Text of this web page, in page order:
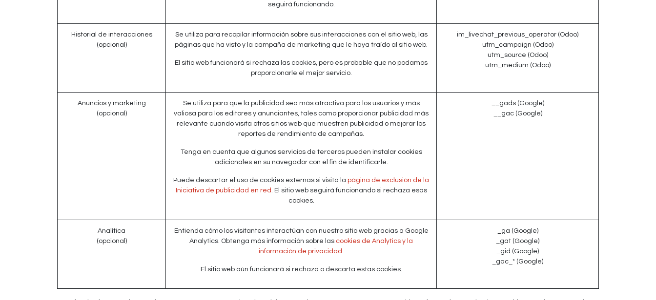
seguirá funcionando.
Historial de interacciones
(opcional)
Se utiliza para recopilar información sobre sus interacciones con el sitio web, las
páginas que ha visto y la campaña de marketing que le haya traído al sitio web.
El sitio web funcionará si rechaza las cookies, pero es probable que no podamos
proporcionarle el mejor servicio.
im_livechat_previous_operator (Odoo)
utm_campaign (Odoo)
utm_source (Odoo)
utm_medium (Odoo)
Anuncios y marketing
(opcional)
Se utiliza para que la publicidad sea más atractiva para los usuarios y más
valiosa para los editores y anunciantes, tales como proporcionar publicidad más
relevante cuando visita otros sitios web que muestren publicidad o mejorar los
reportes de rendimiento de campañas.
Tenga en cuenta que algunos servicios de terceros pueden instalar cookies
adicionales en su navegador con el fin de identificarle.
Puede descartar el uso de cookies externas si visita la página de exclusión de la
Iniciativa de publicidad en red . El sitio web seguirá funcionando si rechaza esas
cookies.
__gads (Google)
__gac (Google)
Analítica
(opcional)
Entienda cómo los visitantes interactúan con nuestro sitio web gracias a Google
Analytics. Obtenga más información sobre las cookies de Analytics y la
información de privacidad.
El sitio web aún funcionará si rechaza o descarta estas cookies.
_ga (Google)
_gat (Google)
_gid (Google)
_gac_* (Google)